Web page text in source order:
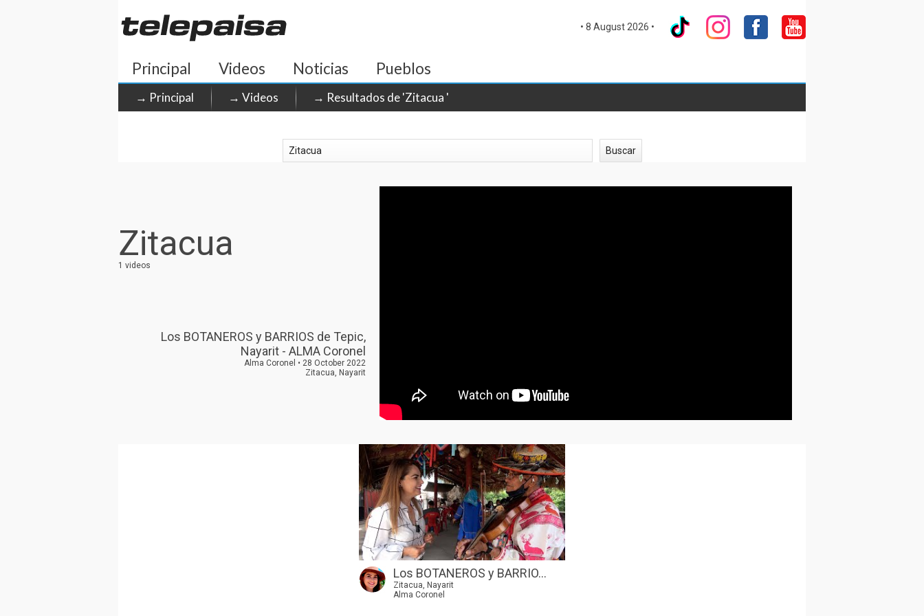
• 8 August 2026 •
Principal Videos Noticias Pueblos
→ Principal → Videos → Resultados de 'Zitacua '
Zitacua
1 videos
Los BOTANEROS y BARRIOS de Tepic,
Nayarit - ALMA Coronel
Alma Coronel • 28 October 2022
Zitacua, Nayarit
Los BOTANEROS y BARRIO...
Zitacua, Nayarit
Alma Coronel